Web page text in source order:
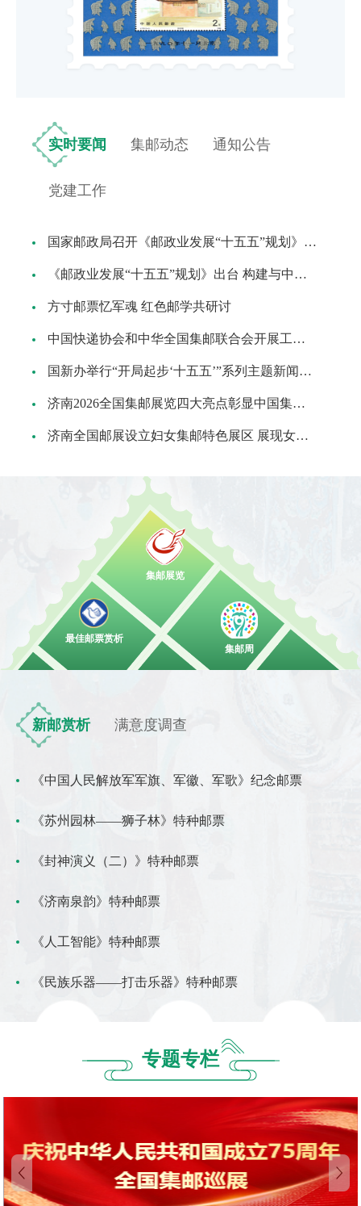
实时要闻 集邮动态 通知公告
党建工作
国家邮政局召开《邮政业发展“十五五”规划》宣贯实施工作电视电话会议
《邮政业发展“十五五”规划》出台 构建与中国式现代化相适应的寄递物流体系
方寸邮票忆军魂 红色邮学共研讨
中国快递协会和中华全国集邮联合会开展工作交流
国新办举行“开局起步‘十五五’”系列主题新闻发布会，邮政业将更好谱写加快建设交通强国邮政篇
济南2026全国集邮展览四大亮点彰显中国集邮新气象
济南全国邮展设立妇女集邮特色展区 展现女性集邮新风貌
集邮展览
最佳邮票赏析
集邮周
新邮赏析 满意度调查
《中国人民解放军军旗、军徽、军歌》纪念邮票
《苏州园林——狮子林》特种邮票
《封神演义（二）》特种邮票
《济南泉韵》特种邮票
《人工智能》特种邮票
《民族乐器——打击乐器》特种邮票
专题专栏